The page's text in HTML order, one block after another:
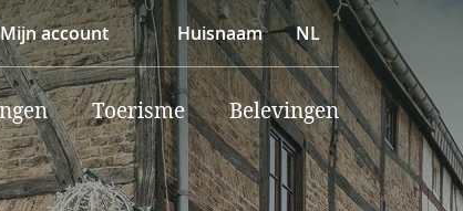
account Huisnaam NL
Toerisme Belevingen